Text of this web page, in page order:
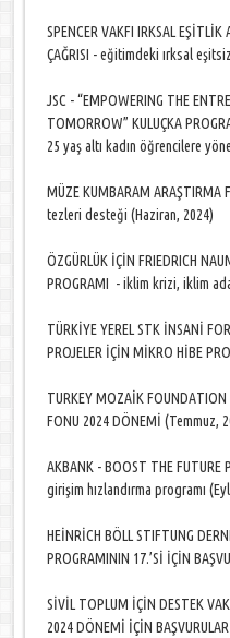
SPENCER VAKFI IRKSAL
ÇAĞRISI - eğitimdeki ırksal
JSC - “EMPOWERING THE
TOMORROW” KULUÇKA
25 yaş altı kadın öğrencilere
MÜZE KUMBARAM
tezleri desteği (Haziran, 2024)
ÖZGÜRLÜK İÇİN FRIEDRICH
PROGRAMI - iklim krizi, iklim
TÜRKİYE YEREL STK İNSANİ
PROJELER İÇİN MİKRO HİBE
TURKEY MOZAİK
FONU 2024 DÖNEMİ (Temmuz,
AKBANK - BOOST THE FUTURE
girişim hızlandırma programı
HEİNRİCH BÖLL STIFTUNG
PROGRAMININ 17.’Sİ İÇİN
SİVİL TOPLUM İÇİN DESTEK
2024 DÖNEMİ İÇİN